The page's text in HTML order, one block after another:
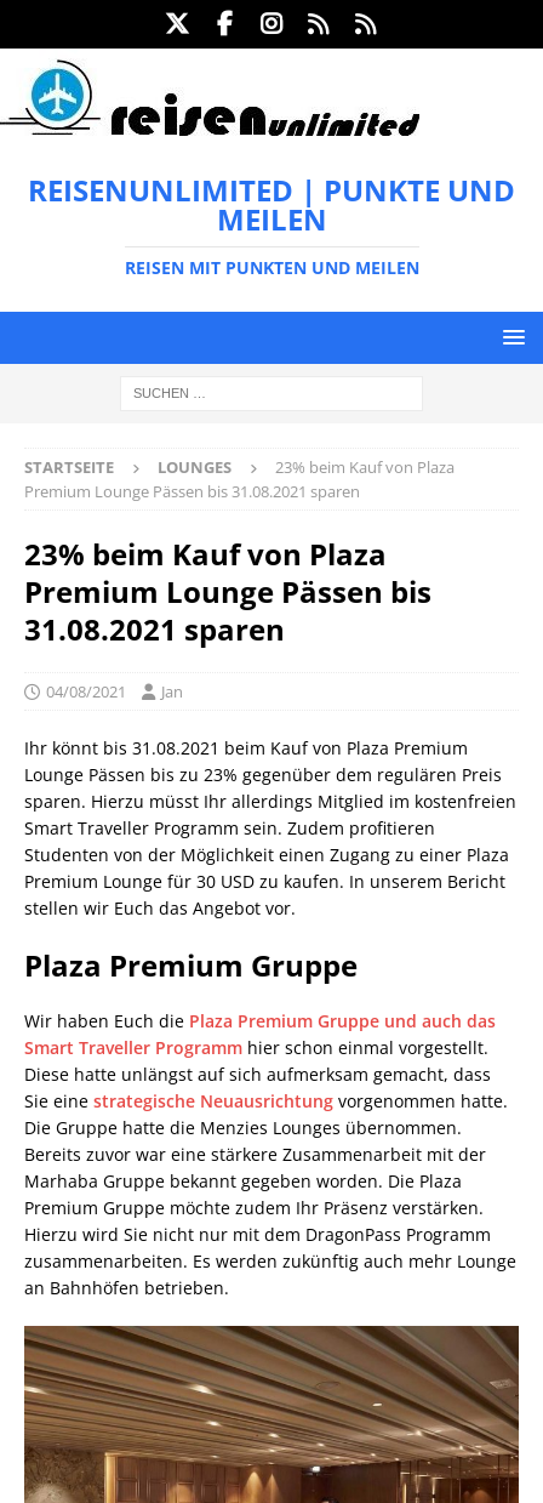
REISENUNLIMITED | PUNKTE UND
MEILEN
REISEN MIT PUNKTEN UND MEILEN
STARTSEITE LOUNGES
23% beim Kauf von Plaza
Premium Lounge Pässen bis 31.08.2021 sparen
23% beim Kauf von Plaza
Premium Lounge Pässen bis
31.08.2021 sparen
04/08/2021 Jan
Ihr könnt bis 31.08.2021 beim Kauf von Plaza Premium
Lounge Pässen bis zu 23% gegenüber dem regulären Preis
sparen. Hierzu müsst Ihr allerdings Mitglied im kostenfreien
Smart Traveller Programm sein. Zudem profitieren
Studenten von der Möglichkeit einen Zugang zu einer Plaza
Premium Lounge für 30 USD zu kaufen. In unserem Bericht
stellen wir Euch das Angebot vor.
Plaza Premium Gruppe
Wir haben Euch die Plaza Premium Gruppe und auch das
Smart Traveller Programm hier schon einmal vorgestellt.
Diese hatte unlängst auf sich aufmerksam gemacht, dass
Sie eine strategische Neuausrichtung vorgenommen hatte.
Die Gruppe hatte die Menzies Lounges übernommen.
Bereits zuvor war eine stärkere Zusammenarbeit mit der
Marhaba Gruppe bekannt gegeben worden. Die Plaza
Premium Gruppe möchte zudem Ihr Präsenz verstärken.
Hierzu wird Sie nicht nur mit dem DragonPass Programm
zusammenarbeiten. Es werden zukünftig auch mehr Lounge
an Bahnhöfen betrieben.